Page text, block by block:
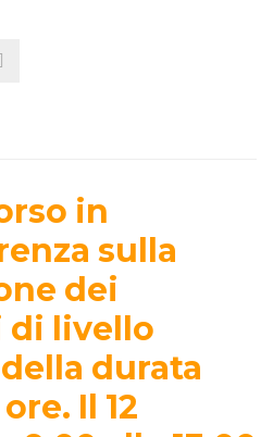
in
sulla
dei
di livello
durata
Il 12